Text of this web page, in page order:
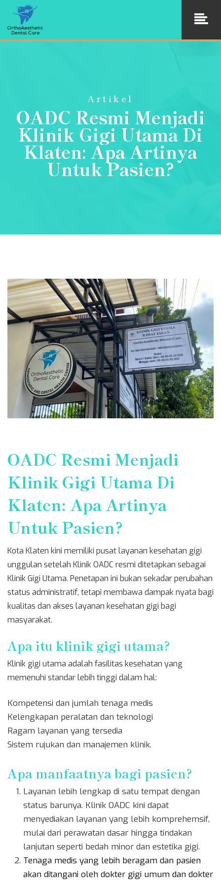
Artikel
OADC Resmi Menjadi
Klinik Gigi Utama Di
Klaten: Apa Artinya
Untuk Pasien?
OADC Resmi Menjadi
Klinik Gigi Utama Di
Klaten: Apa Artinya
Untuk Pasien?
Kota Klaten kini memiliki pusat layanan kesehatan gigi
unggulan setelah Klinik OADC resmi ditetapkan sebagai
Klinik Gigi Utama. Penetapan ini bukan sekadar perubahan
status administratif, tetapi membawa dampak nyata bagi
kualitas dan akses layanan kesehatan gigi bagi
masyarakat.
Apa itu klinik gigi utama?
Klinik gigi utama adalah fasilitas kesehatan yang
memenuhi standar lebih tinggi dalam hal:
Kompetensi dan jumlah tenaga medis
Kelengkapan peralatan dan teknologi
Ragam layanan yang tersedia
Sistem rujukan dan manajemen klinik.
Apa manfaatnya bagi pasien?
Layanan lebih lengkap di satu tempat dengan
status barunya. Klinik OADC kini dapat
menyediakan layanan yang lebih komprehemsif,
mulai dari perawatan dasar hingga tindakan
lanjutan seperti bedah minor dan estetika gigi.
Tenaga medis yang lebih beragam dan pasien
akan ditangani oleh dokter gigi umum dan dokter